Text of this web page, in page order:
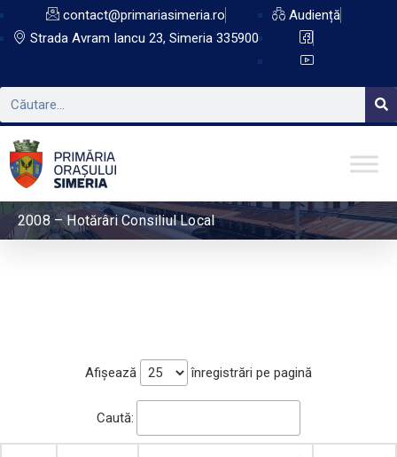
contact@primariasimeria.ro
Strada Avram Iancu 23, Simeria 335900
Audiență
2008 – Hotărâri Consiliul Local
Afișează înregistrări pe pagină
Caută: